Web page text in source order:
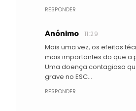
RESPONDER
Anónimo 11:29
Mais uma vez, os efeitos
mais importantes do que a
Uma doença contagiosa
grave no ESC...
RESPONDER